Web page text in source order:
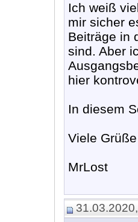
Ich weiß
mir sicher
Beiträge in
sind. Aber
hier
In diesem
Viele Grüße
MrLost